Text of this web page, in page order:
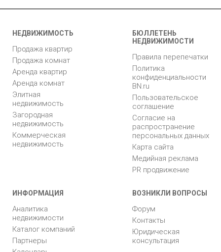
НЕДВИЖИМОСТЬ
Продажа квартир
Продажа комнат
Аренда квартир
Аренда комнат
Элитная
недвижимость
Загородная
недвижимость
Коммерческая
недвижимость
БЮЛЛЕТЕНЬ
НЕДВИЖИМОСТИ
Правила перепечатки
Политика
конфиденциальности
BN.ru
Пользовательское
соглашение
Согласие на
распространение
персональных данных
Карта сайта
Медийная реклама
PR продвижение
ИНФОРМАЦИЯ
Аналитика
недвижимости
Каталог компаний
Партнеры
ВОЗНИКЛИ ВОПРОСЫ
Форум
Контакты
Юридическая
консультация